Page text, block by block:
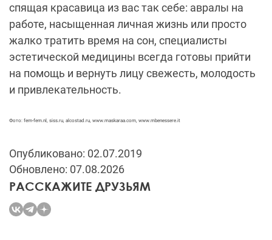
спящая красавица из вас так себе: авралы на
работе, насыщенная личная жизнь или просто
жалко тратить время на сон, специалисты
эстетической медицины всегда готовы прийти
на помощь и вернуть лицу свежесть, молодость
и привлекательность.
Фото: fem-fem.nl, siss.ru, alcostad.ru, www.maskaraa.com, www.mbenessere.it
Опубликовано: 02.07.2019
Обновлено: 07.08.2026
РАССКАЖИТЕ ДРУЗЬЯМ